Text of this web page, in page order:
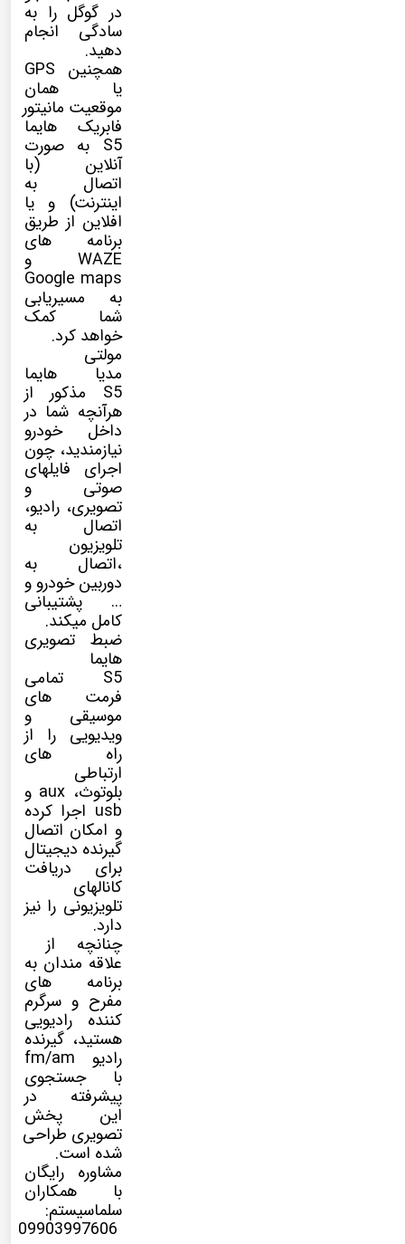
در گوگل را به
سادگی انجام
دهید.
همچنین GPS
یا همان
موقعیت مانیتور
فابریک هایما
S5 به صورت
آنلاین (با
اتصال به
اینترنت) و یا
افلاین از طریق
برنامه های
WAZE و
Google maps
به مسیریابی
شما کمک
خواهد کرد.
مولتی
مدیا هایما
S5 مذکور از
هرآنچه شما در
داخل خودرو
نیازمندید، چون
اجرای فایلهای
صوتی و
تصویری، رادیو،
اتصال به
تلویزیون
،اتصال به
دوربین خودرو و
… پشتیبانی
کامل میکند.
ضبط تصویری
هایما
S5 تمامی
فرمت های
موسیقی و
ویدیویی را از
راه های
ارتباطی
بلوتوث، aux و
usb اجرا کرده
و امکان اتصال
گیرنده دیجیتال
برای دریافت
کانالهای
تلویزیونی را نیز
دارد.
چنانچه از
علاقه مندان به
برنامه های
مفرح و سرگرم
کننده رادیویی
هستید، گیرنده
رادیو fm/am
با جستجوی
پیشرفته در
این پخش
تصویری طراحی
شده است.
مشاوره رایگان
با همکاران
سلماسیستم:
09903997606